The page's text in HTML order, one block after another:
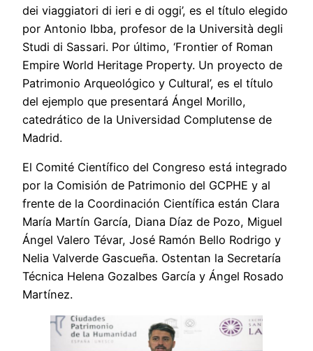
dei viaggiatori di ieri e di oggi’, es el título elegido
por Antonio Ibba, profesor de la Università degli
Studi di Sassari. Por último, ‘Frontier of Roman
Empire World Heritage Property. Un proyecto de
Patrimonio Arqueológico y Cultural’, es el título
del ejemplo que presentará Ángel Morillo,
catedrático de la Universidad Complutense de
Madrid.
El Comité Científico del Congreso está integrado
por la Comisión de Patrimonio del GCPHE y al
frente de la Coordinación Científica están Clara
María Martín García, Diana Díaz de Pozo, Miguel
Ángel Valero Tévar, José Ramón Bello Rodrigo y
Nelia Valverde Gascueña. Ostentan la Secretaría
Técnica Helena Gozalbes García y Ángel Rosado
Martínez.